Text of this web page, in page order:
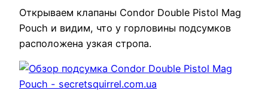
Открываем клапаны Condor Double Pistol Mag
Pouch и видим, что у горловины подсумков
расположена узкая стропа.